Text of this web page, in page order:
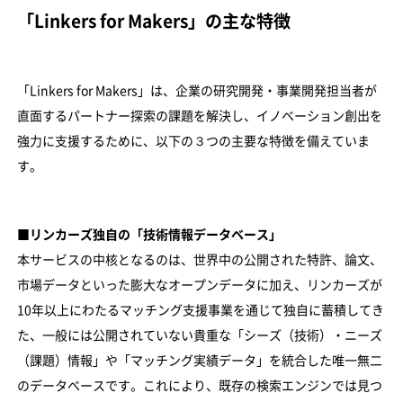
「Linkers for Makers」の主な特徴
「Linkers for Makers」は、企業の研究開発・事業開発担当者が
直面するパートナー探索の課題を解決し、イノベーション創出を
強力に支援するために、以下の３つの主要な特徴を備えていま
す。
■リンカーズ独自の「技術情報データベース」
本サービスの中核となるのは、世界中の公開された特許、論文、
市場データといった膨大なオープンデータに加え、リンカーズが
10年以上にわたるマッチング支援事業を通じて独自に蓄積してき
た、一般には公開されていない貴重な「シーズ（技術）・ニーズ
（課題）情報」や「マッチング実績データ」を統合した唯一無二
のデータベースです。これにより、既存の検索エンジンでは見つ